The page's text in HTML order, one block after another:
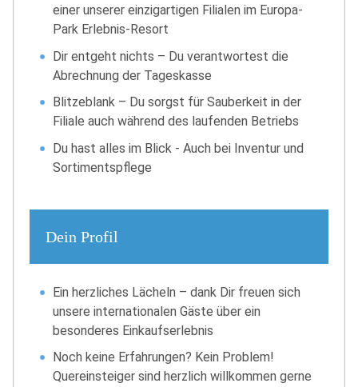
einer unserer einzigartigen Filialen im Europa-
Park Erlebnis-Resort
Dir entgeht nichts – Du verantwortest die
Abrechnung der Tageskasse
Blitzeblank – Du sorgst für Sauberkeit in der
Filiale auch während des laufenden Betriebs
Du hast alles im Blick - Auch bei Inventur und
Sortimentspflege
Dein Profil
Ein herzliches Lächeln – dank Dir freuen sich
unsere internationalen Gäste über ein
besonderes Einkaufserlebnis
Noch keine Erfahrungen? Kein Problem!
Quereinsteiger sind herzlich willkommen gerne